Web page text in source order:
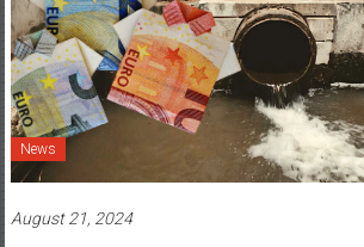
News
August 21, 2024